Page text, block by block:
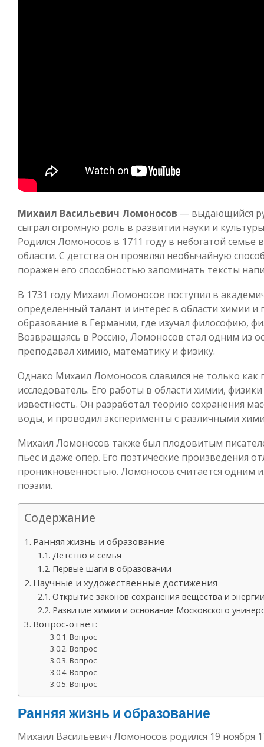
Михаил Васильевич Ломоносов — выдающийся
сыграл огромную роль в развитии науки и
Родился Ломоносов в 1711 году в небогатой
области. С детства он проявлял необычайную
поражен его способностью запоминать тексты
В 1731 году Михаил Ломоносов поступил в
определенный талант и интерес в области химии
образование в Германии, где изучал философию,
Возвращаясь в Россию, Ломоносов стал одним из
преподавал химию, математику и физику.
Однако Михаил Ломоносов славился не только как
исследователь. Его работы в области химии,
известность. Он разработал теорию сохранения
воды, и проводил эксперименты с различными
Михаил Ломоносов также был плодовитым
пьес и даже опер. Его поэтические произведения
проникновенностью. Ломоносов считается одним
поэзии.
Содержание
Ранняя жизнь и образование
Детство и семья
Первые шаги в образовании
Научные и художественные достижения
Открытие законов сохранения вещества и
Развитие химии и основание Московского
Вопрос-ответ:
Вопрос
Вопрос
Вопрос
Вопрос
Вопрос
Ранняя жизнь и образование
Михаил Васильевич Ломоносов родился 19 ноября